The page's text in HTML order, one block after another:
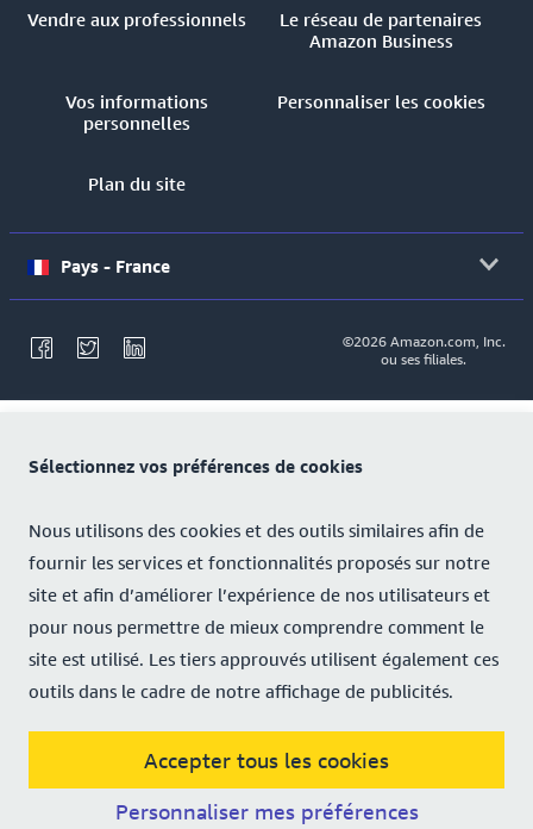
Sélectionnez vos préférences de cookies
Nous utilisons des cookies et des outils similaires afin de
fournir les services et fonctionnalités proposés sur notre
site et afin d’améliorer l’expérience de nos utilisateurs et
pour nous permettre de mieux comprendre comment le
site est utilisé. Les tiers approuvés utilisent également ces
outils dans le cadre de notre affichage de publicités.
Accepter tous les cookies
Personnaliser mes préférences
Vendre aux professionnels
Le réseau de partenaires
Amazon Business
Vos informations
personnelles
Personnaliser les cookies
Plan du site
Pays - France
©2026 Amazon.com, Inc.
ou ses filiales.